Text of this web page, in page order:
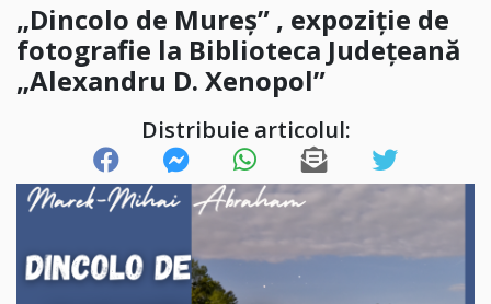
„Dincolo de Mureș” , expoziție de
fotografie la Biblioteca Județeană
„Alexandru D. Xenopol”
Distribuie articolul: